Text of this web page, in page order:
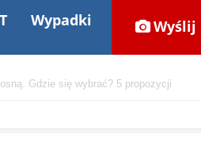
Wypadki Wyślij
Gdzie się wybrać? 5 propozycji